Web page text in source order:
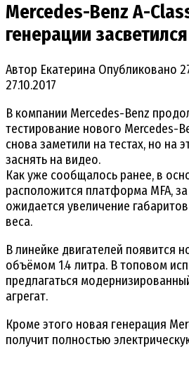
Mercedes-Benz A-
генерации
Автор Екатерина Опубликовано
27.10.2017
В компании Mercedes-Benz
тестирование нового Mercedes-
снова заметили на тестах, но на
заснять на видео.
Как уже сообщалось ранее, в
расположится платформа MFA,
ожидается увеличение
веса.
В линейке двигателей появится
объёмом 1.4 литра. В топовом
предлагаться
агрегат.
Кроме этого новая генерация
получит полностью